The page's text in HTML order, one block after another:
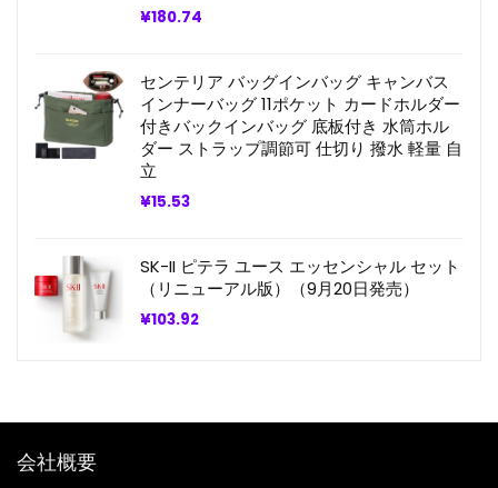
¥180.74
センテリア バッグインバッグ キャンバス
インナーバッグ 11ポケット カードホルダー
付きバックインバッグ 底板付き 水筒ホル
ダー ストラップ調節可 仕切り 撥水 軽量 自
立
¥15.53
SK-II ピテラ ユース エッセンシャル セット
（リニューアル版）（9月20日発売）
¥103.92
会社概要